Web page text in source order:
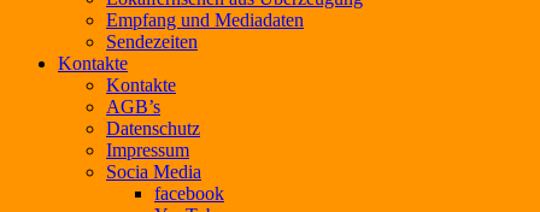
Empfang und Mediadaten
Sendezeiten
Kontakte
Kontakte
AGB’s
Datenschutz
Impressum
Socia Media
facebook